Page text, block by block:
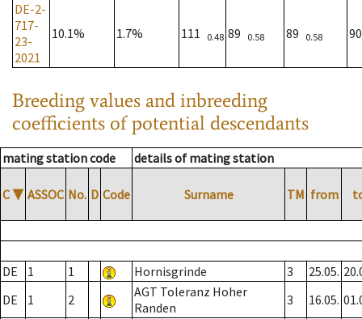
DE-2-
717-
23-
2021
10.1% 1.7% 111 0.48 89 0.58 89 0.58
Breeding values and inbreeding
coefficients of potential descendants
mating station code details of mating station
C ▼ ASSOC No. D Code Surname TM from
DE 1 1 Hornisgrinde 3 25.05.
DE
1 2
AGT Toleranz Hoher
Randen
3 16.05.